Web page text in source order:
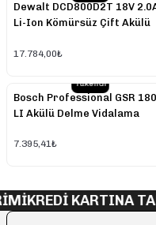
Dewalt DCD800D2T 18V
Li-Ion Kömürsüz Çift Akülü
17.784,00₺
Tükendi
Bosch Professional GSR
LI Akülü Delme Vidalama
7.395,41₺
KREDİ KARTINA